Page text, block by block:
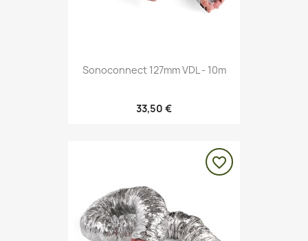
Sonoconnect 127mm VDL - 10m
33,50 €
favorite_border